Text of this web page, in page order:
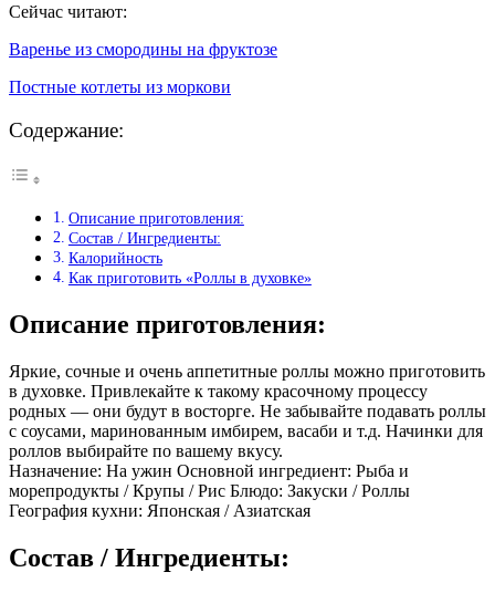
Сейчас читают:
Варенье из смородины на фруктозе
Постные котлеты из моркови
Содержание:
Описание приготовления:
Состав / Ингредиенты:
Калорийность
Как приготовить «Роллы в духовке»
Описание приготовления:
Яркие, сочные и очень аппетитные роллы можно приготовить
в духовке. Привлекайте к такому красочному процессу
родных — они будут в восторге. Не забывайте подавать роллы
с соусами, маринованным имбирем, васаби и т.д. Начинки для
роллов выбирайте по вашему вкусу.
Назначение: На ужин Основной ингредиент: Рыба и
морепродукты / Крупы / Рис Блюдо: Закуски / Роллы
География кухни: Японская / Азиатская
Состав / Ингредиенты: